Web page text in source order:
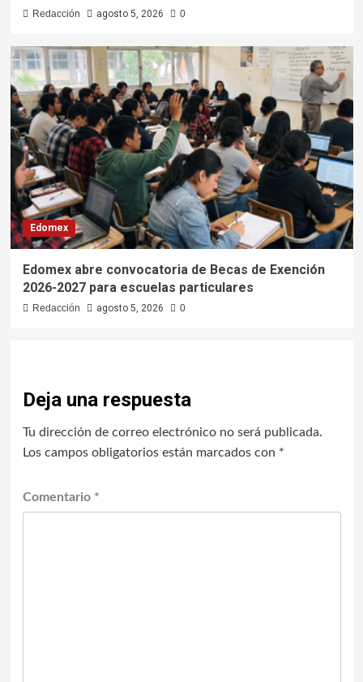
Redacción agosto 5, 2026 0
Edomex
Edomex abre convocatoria de Becas de Exención
2026-2027 para escuelas particulares
Redacción agosto 5, 2026 0
Deja una respuesta
Tu dirección de correo electrónico no será publicada.
Los campos obligatorios están marcados con *
Comentario *